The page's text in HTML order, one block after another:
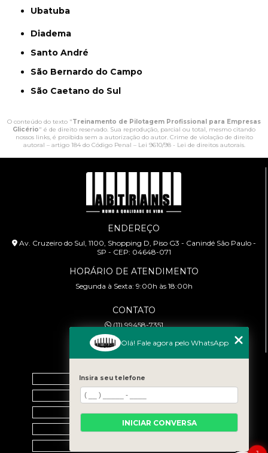
Ubatuba
Diadema
Santo André
São Bernardo do Campo
São Caetano do Sul
O conteúdo do texto "Treinamento de Pilotagem Profissional para Empresas
Glicério" é de direito reservado. Sua reprodução, parcial ou total, mesmo citando
nossos links, é proibida sem a autorização do autor. Crime de violação de direito
autoral – artigo 184 do Código Penal – Lei 9610/98 - Lei de direitos autorais.
ENDEREÇO
Av. Cruzeiro do Sul, 1100, Shopping D, Piso G3 - Canindé São Paulo -
SP - CEP: 04648-071
HORÁRIO DE ATENDIMENTO
Segunda à Sexta: 9:00h às 18:00h
CONTATO
(11) 99458-7351
cursoabtrans@gmail.com
Home
Empresa
Galeria
Contato
Olá! Fale agora pelo WhatsApp
Insira seu telefone
INICIAR CONVERSA